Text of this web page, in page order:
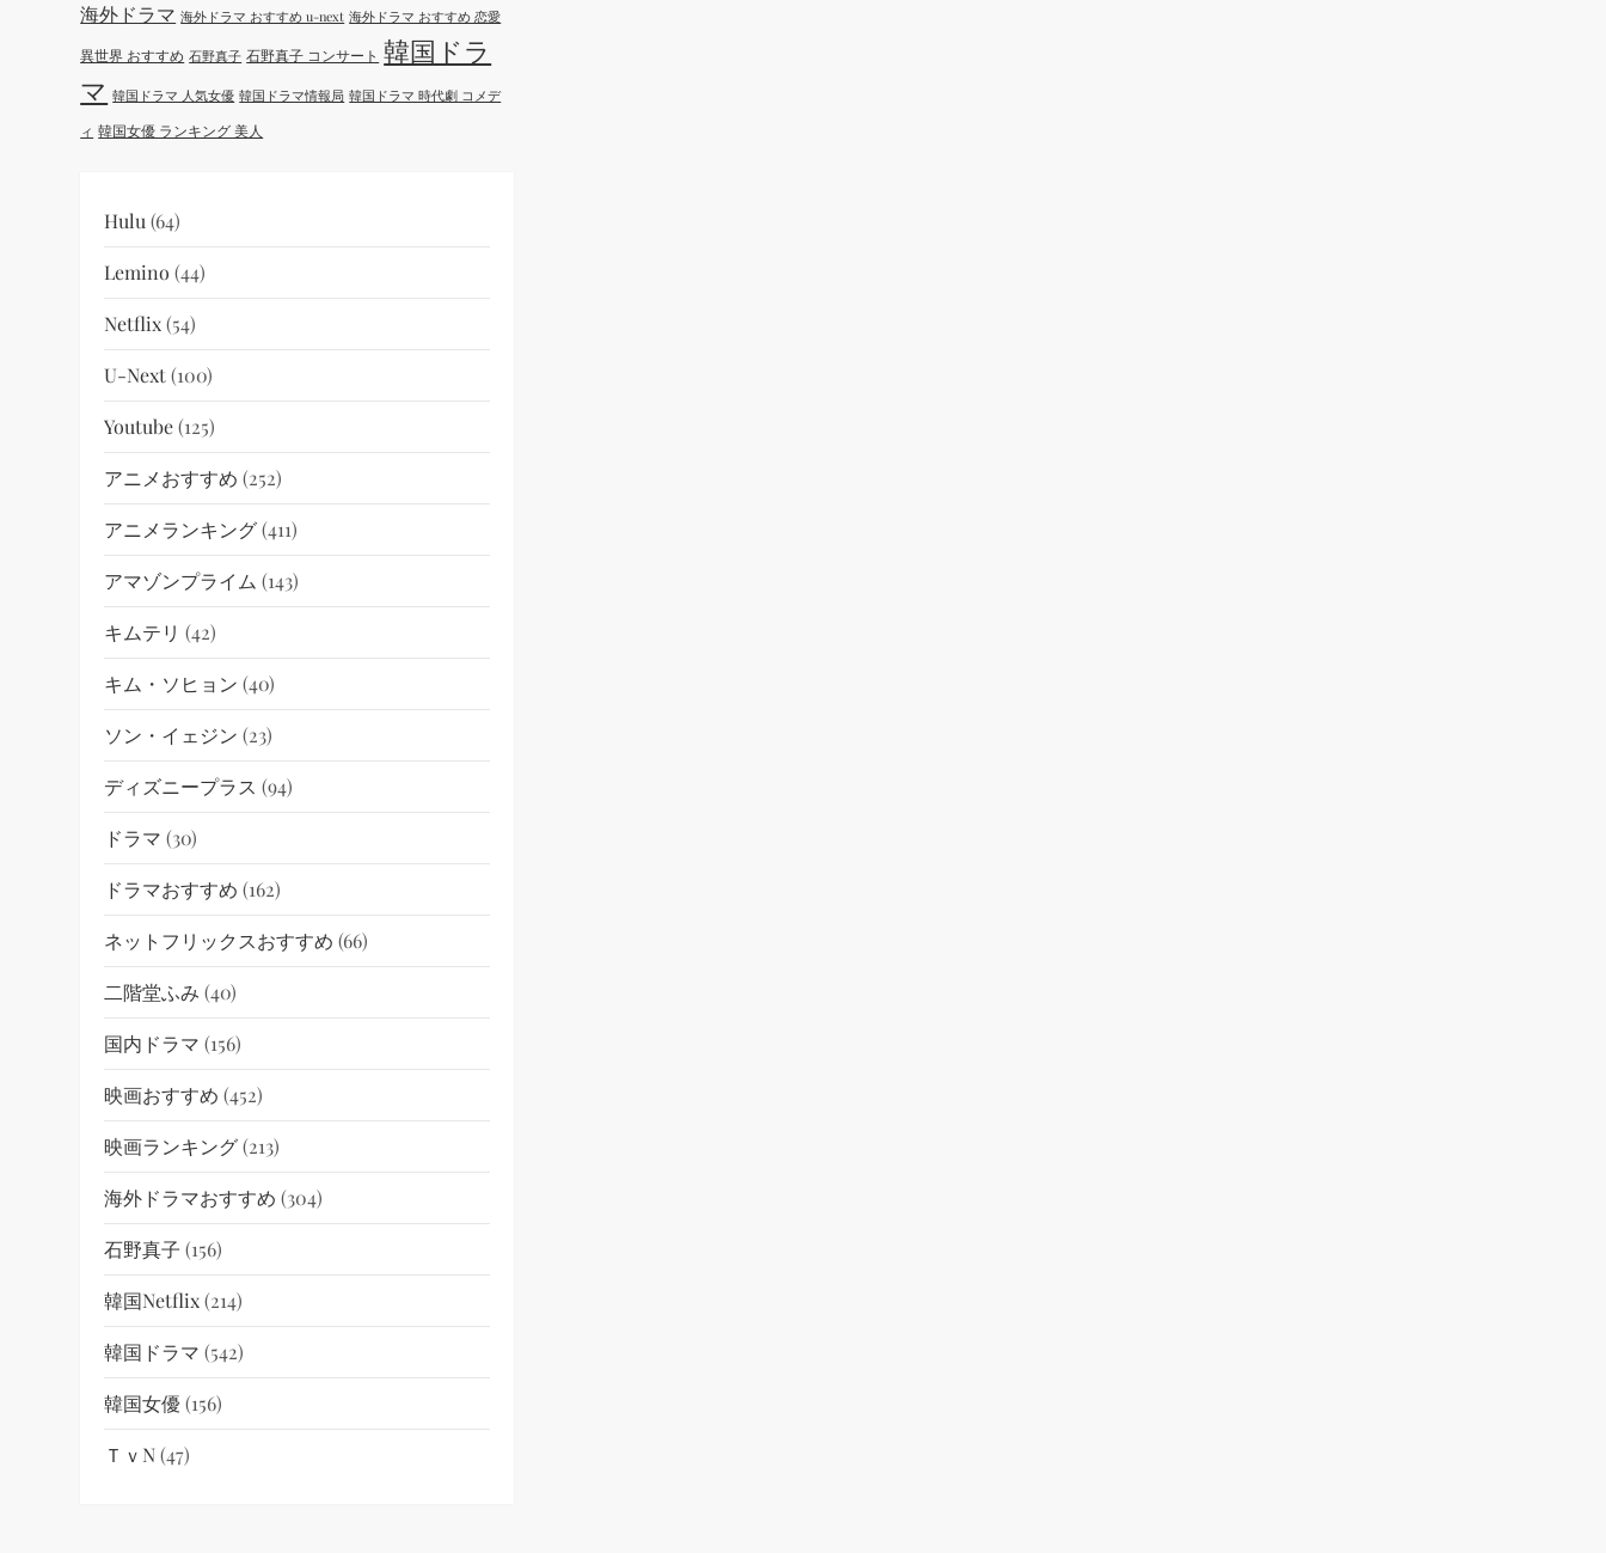
海外ドラマ 海外ドラマ おすすめ u-next 海外ドラマ おすすめ 恋愛
異世界 おすすめ 石野真子 石野真子 コンサート 韓国ドラ
マ 韓国ドラマ 人気女優 韓国ドラマ情報局 韓国ドラマ 時代劇 コメデ
ィ 韓国女優 ランキング 美人
Hulu (64)
Lemino (44)
Netflix(54)
U-Next(100)
Youtube(125)
アニメおすすめ (252)
アニメランキング(411)
アマゾンプライム (143)
キムテリ (42)
キム・ソヒョン (40)
ソン・イェジン (23)
ディズニープラス (94)
ドラマ (30)
ドラマおすすめ (162)
ネットフリックスおすすめ (66)
二階堂ふみ (40)
国内ドラマ (156)
映画おすすめ (452)
映画ランキング(213)
海外ドラマおすすめ (304)
石野真子 (156)
韓国netflix(214)
韓国ドラマ (542)
韓国女優(156)
ＴｖN(47)